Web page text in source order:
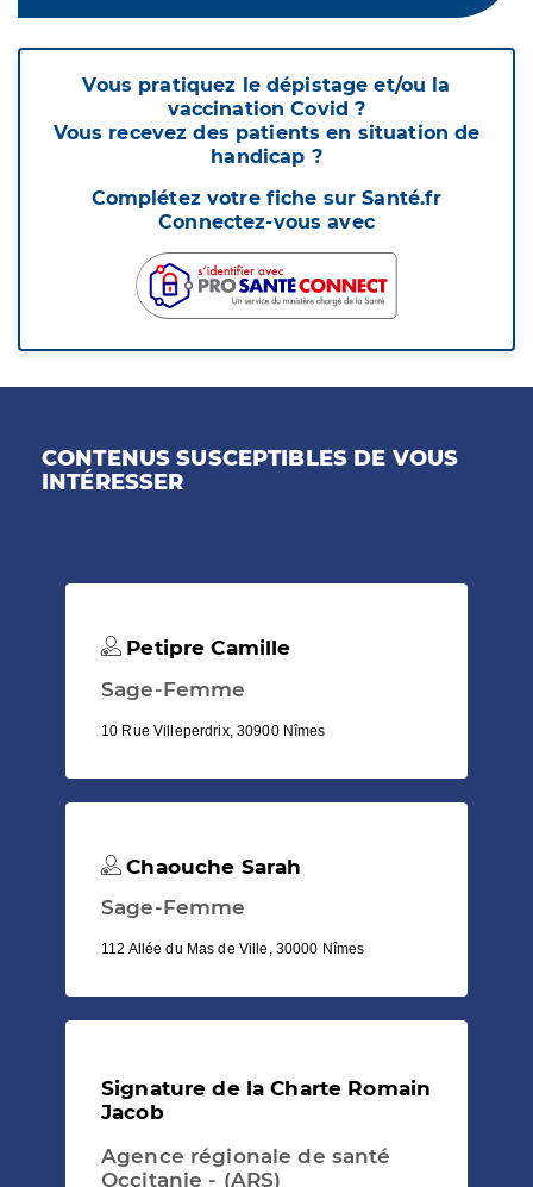
Vous pratiquez le dépistage et/ou la
vaccination Covid ?
Vous recevez des patients en situation de
handicap ?
Complétez votre fiche sur Santé.fr
Connectez-vous avec
CONTENUS SUSCEPTIBLES DE VOUS
INTÉRESSER
Petipre Camille
Sage-Femme
10 Rue Villeperdrix, 30900 Nîmes
Chaouche Sarah
Sage-Femme
112 Allée du Mas de Ville, 30000 Nîmes
Signature de la Charte Romain
Jacob
Agence régionale de santé
Occitanie - (ARS)